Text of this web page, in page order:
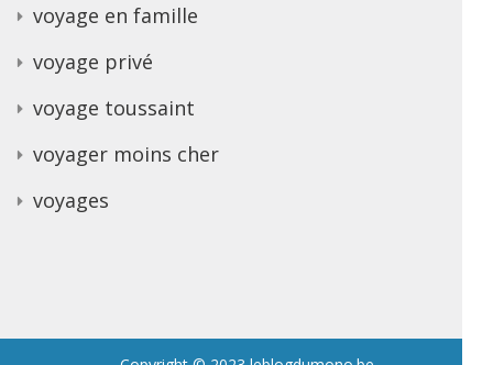
voyage en famille
voyage privé
voyage toussaint
voyager moins cher
voyages